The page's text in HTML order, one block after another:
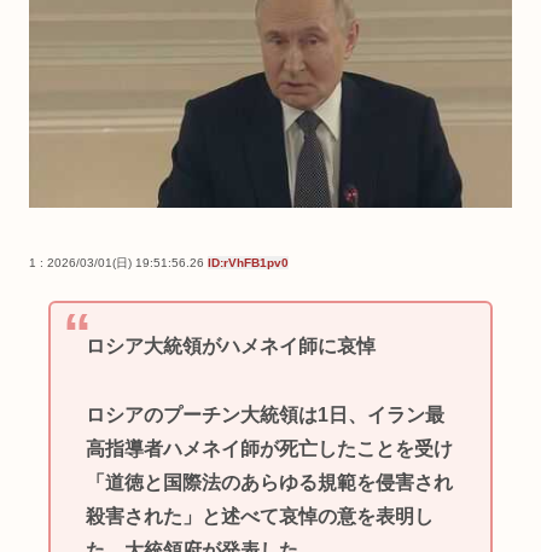
1 : 2026/03/01(日) 19:51:56.26 ID:rVhFB1pv0
ロシア大統領がハメネイ師に哀悼
ロシアのプーチン大統領は1日、イラン最
高指導者ハメネイ師が死亡したことを受け
「道徳と国際法のあらゆる規範を侵害され
殺害された」と述べて哀悼の意を表明し